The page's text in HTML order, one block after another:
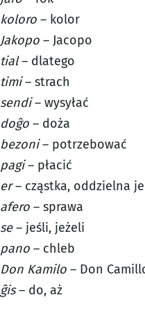
koloro – kolor
Jakopo – Jacopo
tial– dlatego
timi– strach
sendi– wysyłać
doĝo – doża
bezoni– potrzebować
pagi– płacić
er– cząstka, oddzielna
afero – sprawa
se– jeśli, jeżeli
pano – chleb
Don Kamilo – Don
ĝis– do, aż